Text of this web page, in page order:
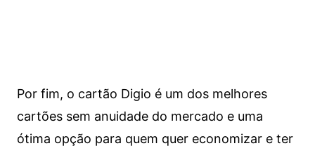
Por fim, o cartão Digio é um dos melhores
cartões sem anuidade do mercado e uma
ótima opção para quem quer economizar e ter